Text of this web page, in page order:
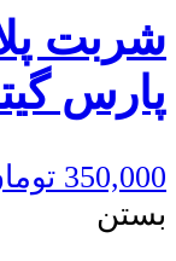
شربت
پارس
350,000
بستن